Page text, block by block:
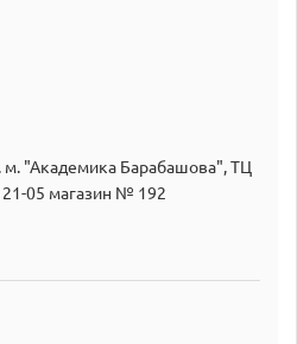
м. "Академика Барабашова", ТЦ
05 магазин № 192